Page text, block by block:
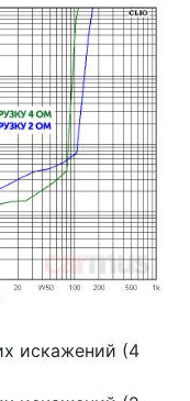
искажений (4